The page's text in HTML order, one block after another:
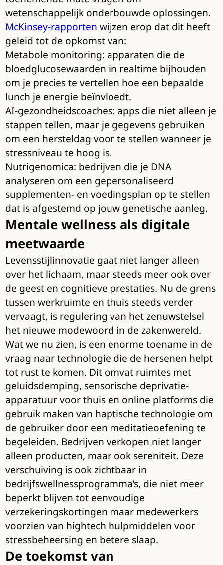
wetenschappelijk onderbouwde oplossingen.
McKinsey-rapporten wijzen erop dat dit heeft
geleid tot de opkomst van:
Metabole monitoring: apparaten die de
bloedglucosewaarden in realtime bijhouden
om je precies te vertellen hoe een bepaalde
lunch je energie beïnvloedt.
AI-gezondheidscoaches: apps die niet alleen je
stappen tellen, maar je gegevens gebruiken
om een hersteldag voor te stellen wanneer je
stressniveau te hoog is.
Nutrigenomica: bedrijven die je DNA
analyseren om een gepersonaliseerd
supplementen- en voedingsplan op te stellen
dat is afgestemd op jouw genetische aanleg.
Mentale wellness als digitale
meetwaarde
Levensstijlinnovatie gaat niet langer alleen
over het lichaam, maar steeds meer ook over
de geest en cognitieve prestaties. Nu de grens
tussen werkruimte en thuis steeds verder
vervaagt, is regulering van het zenuwstelsel
het nieuwe modewoord in de zakenwereld.
Wat we nu zien, is een enorme toename in de
vraag naar technologie die de hersenen helpt
tot rust te komen. Dit omvat ruimtes met
geluidsdemping, sensorische deprivatie-
apparatuur voor thuis en online platforms die
gebruik maken van haptische technologie om
de gebruiker door een meditatieoefening te
begeleiden. Bedrijven verkopen niet langer
alleen producten, maar ook sereniteit. Deze
verschuiving is ook zichtbaar in
bedrijfswellnessprogramma’s, die niet meer
beperkt blijven tot eenvoudige
verzekeringskortingen maar medewerkers
voorzien van hightech hulpmiddelen voor
stressbeheersing en betere slaap.
De toekomst van